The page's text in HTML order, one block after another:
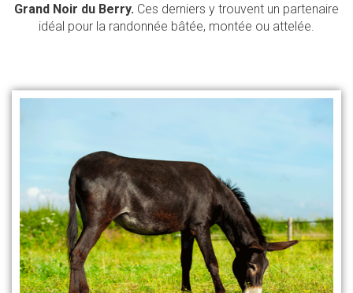
Grand Noir du Berry. Ces derniers y trouvent un partenaire
idéal pour la randonnée bâtée, montée ou attelée.